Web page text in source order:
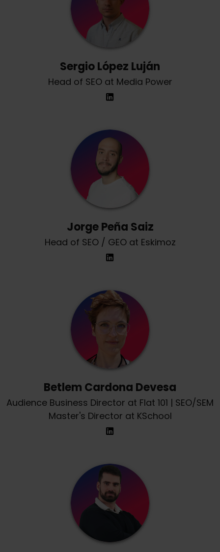
Sergio López Luján
Head of SEO at Media Power
Jorge Peña Saiz
Head of SEO / GEO at Eskimoz
Betlem Cardona Devesa
Audience Business Director at Flat 101 | SEO/SEM
Master's Director at KSchool